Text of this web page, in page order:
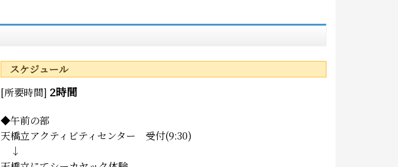
スケジュール
[所要時間] 2時間
◆午前の部
天橋立アクティビティセンター 受付(9:30)
↓